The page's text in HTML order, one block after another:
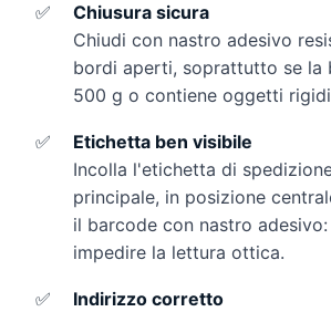
✅
Chiusura sicura
Chiudi con nastro adesivo
bordi aperti, soprattutto se la
500 g o contiene oggetti
✅
Etichetta ben visibile
Incolla l'etichetta di
principale, in posizione
il barcode con nastro
impedire la lettura ottica.
✅
Indirizzo corretto